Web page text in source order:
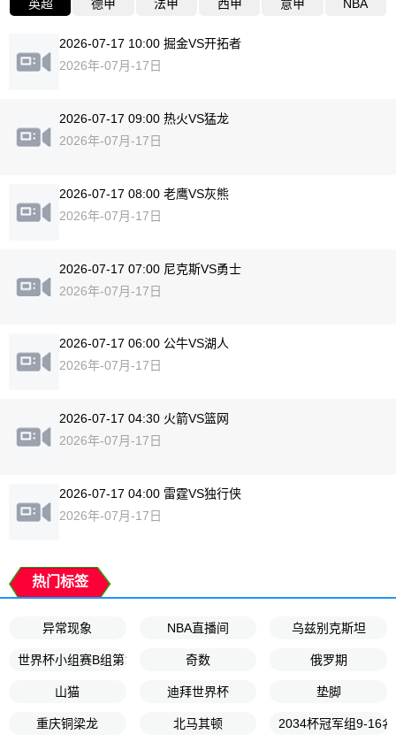
英超 德甲 法甲 西甲 意甲 NBA
2026-07-17 10:00 掘金VS开拓者
2026年-07月-17日
2026-07-17 09:00 热火VS猛龙
2026年-07月-17日
2026-07-17 08:00 老鹰VS灰熊
2026年-07月-17日
2026-07-17 07:00 尼克斯VS勇士
2026年-07月-17日
2026-07-17 06:00 公牛VS湖人
2026年-07月-17日
2026-07-17 04:30 火箭VS篮网
2026年-07月-17日
2026-07-17 04:00 雷霆VS独行侠
2026年-07月-17日
热门标签
异常现象 NBA直播间 乌兹别克斯坦
世界杯小组赛B组第1轮 奇数 俄罗期
山猫 迪拜世界杯 垫脚
重庆铜梁龙 北马其顿 2034杯冠军组9-16